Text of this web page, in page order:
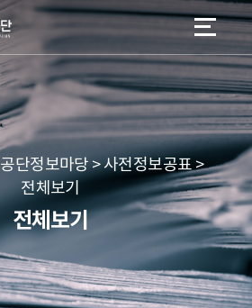
본문 바로가기
메뉴 바로가기
단정보마당 > 사전정보공표 >
전체보기
전체보기